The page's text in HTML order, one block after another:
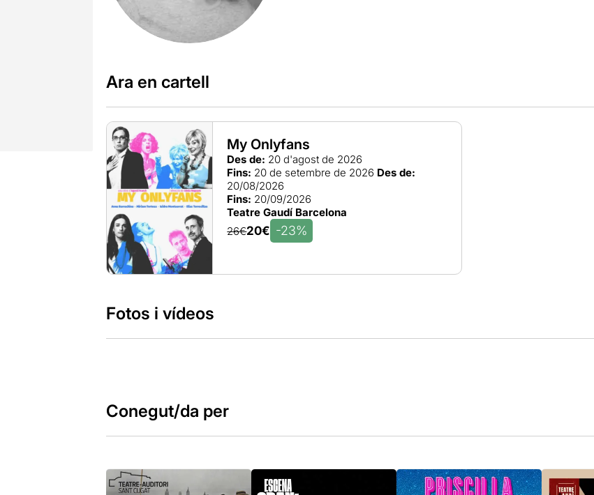
Ara en cartell
My Onlyfans
Des de: 20 d'agost de 2026
Fins: 20 de setembre de 2026 Des de:
20/08/2026
Fins: 20/09/2026
Teatre Gaudí Barcelona
26€20€ -23%
Fotos i vídeos
Conegut/da per